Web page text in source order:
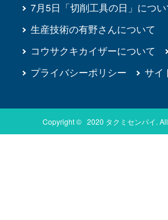
7月5日「切削工具の日」につい
生産技術の有野さんについて
コウサクキカイザーについて
プライバシーポリシー
サイ
Copyright © 2020 タクミセンパイ.